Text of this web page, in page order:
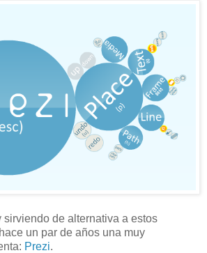
sirviendo de alternativa a estos
un par de años una muy
Prezi.